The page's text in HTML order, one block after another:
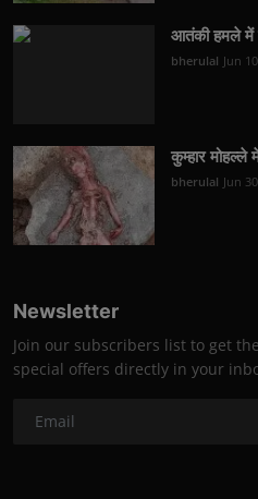
आतंकी हमले में
bherulal Jun
कुम्हार
bherulal Jun
Newsletter
Join our subscribers list to get
special offers directly in your